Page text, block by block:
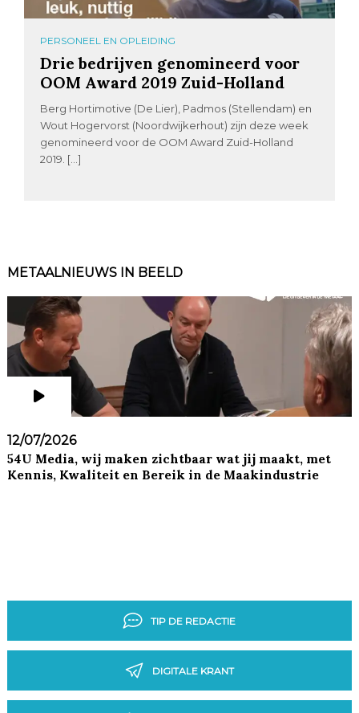
PERSONEEL EN OPLEIDING
Drie bedrijven genomineerd voor
OOM Award 2019 Zuid-Holland
Berg Hortimotive (De Lier), Padmos (Stellendam) en
Wout Hogervorst (Noordwijkerhout) zijn deze week
genomineerd voor de OOM Award Zuid-Holland
2019. […]
METAALNIEUWS IN BEELD
12/07/2026
54U Media, wij maken zichtbaar wat jij maakt, met
Kennis, Kwaliteit en Bereik in de Maakindustrie
TIP DE REDACTIE
DIGITALE KRANT